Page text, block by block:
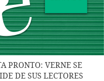
PRONTO: VERNE SE
DE SUS LECTORES